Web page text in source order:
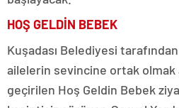
HOŞ GELDİN BEBEK
Kuşadası Belediyesi
ailelerin sevincine ortak olmak
geçirilen Hoş Geldin Bebek